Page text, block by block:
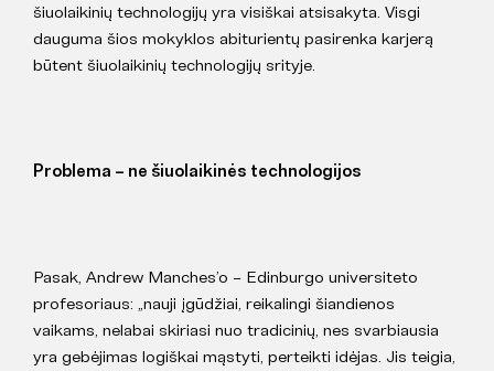
šiuolaikinių technologijų yra visiškai atsisakyta. Visgi
dauguma šios mokyklos abiturientų pasirenka karjerą
būtent šiuolaikinių technologijų srityje.
Problema – ne šiuolaikinės technologijos
Pasak, Andrew Manches’o – Edinburgo universiteto
profesoriaus: „nauji įgūdžiai, reikalingi šiandienos
vaikams, nelabai skiriasi nuo tradicinių, nes svarbiausia
yra gebėjimas logiškai mąstyti, perteikti idėjas. Jis teigia,